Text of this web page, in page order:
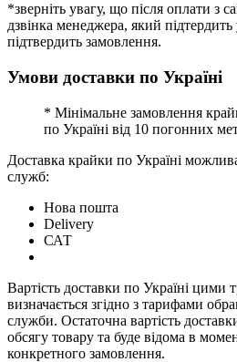
*зверніть увагу, що після оплати з
дзвінка менеджера, який підтердить
підтвердить замовлення.
Умови доставки по Україні
* Мінімальне замовлення
по Україні від 10 погонних
Доставка крайки по Україні
служб:
Нова пошта
Delivery
САТ
Вартість доставки по Україні
визначається згідно з тарифами
служби. Остаточна вартість
обсягу товару та буде відома в
конкретного замовлення.